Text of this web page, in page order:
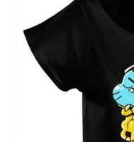
del producto